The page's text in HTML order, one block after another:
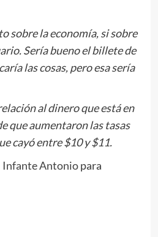
sobre la economía, si sobre
Sería bueno el billete de
las cosas, pero esa sería
al dinero que está en
que aumentaron las tasas
cayó entre $10 y $11.
Infante Antoniopara